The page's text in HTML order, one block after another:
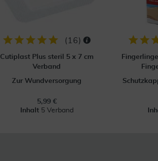
( 16)
Cutiplast Plus steril 5 x 7 cm
Verband
Zur Wundversorgung
5,99 €
Inhalt 5 Verband